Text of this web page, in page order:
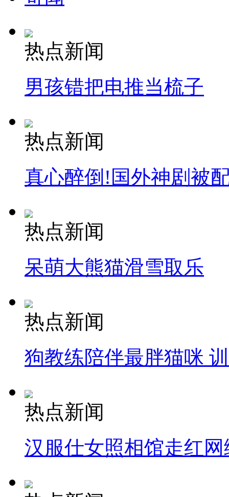
热点新闻
男孩错把电推当梳子
热点新闻
真心醉倒!国外神剧被
热点新闻
呆萌大熊猫滑雪取乐
热点新闻
狗教练陪伴最胖猫咪
热点新闻
汉服仕女照相馆走红网